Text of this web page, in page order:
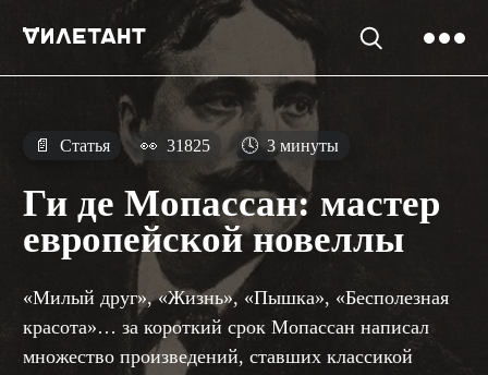
📄 Статья 👀 31825 🕓 3 минуты
Ги де Мопассан: мастер
европейской новеллы
«Милый друг», «Жизнь», «Пышка», «Бесполезная
красота»… за короткий срок Мопассан написал
множество произведений, ставших классикой